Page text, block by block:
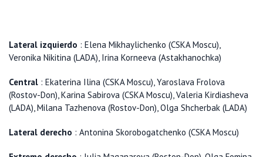
Lateral izquierdo : Elena Mikhaylichenko (CSKA Moscu),
Veronika Nikitina (LADA), Irina Korneeva (Astakhanochka)
Central : Ekaterina Ilina (CSKA Moscu), Yaroslava Frolova
(Rostov-Don), Karina Sabirova (CSKA Moscu), Valeria Kirdiasheva
(LADA), Milana Tazhenova (Rostov-Don), Olga Shcherbak (LADA)
Lateral derecho : Antonina Skorobogatchenko (CSKA Moscu)